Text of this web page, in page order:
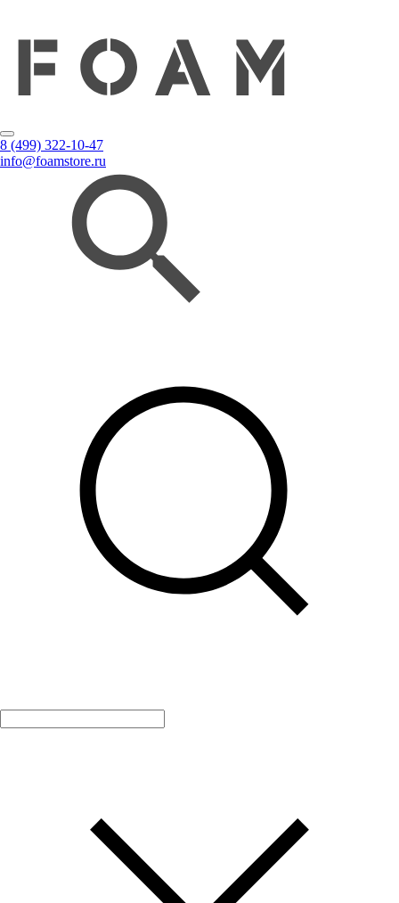
8 (499) 322-10-47
info@foamstore.ru